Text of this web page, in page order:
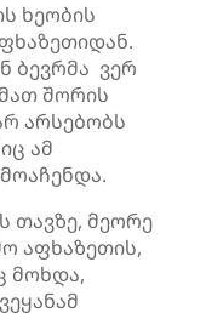
ხეობის
ბევრმა ვერ
შორის
არსებობს
ამ
თავზე, მეორე
აფხაზეთის,
მოხდა,